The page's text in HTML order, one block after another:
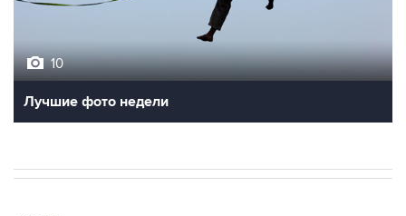
10
Лучшие фото недели